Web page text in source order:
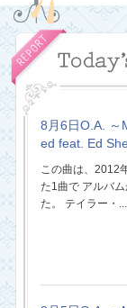
8月6日O.A. ～
ed feat. Ed
この曲は、2012
た1曲で アルバ
た。 テイラー・...